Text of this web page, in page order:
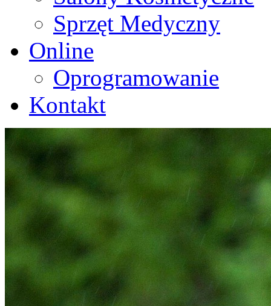
Sprzęt Medyczny
Online
Oprogramowanie
Kontakt